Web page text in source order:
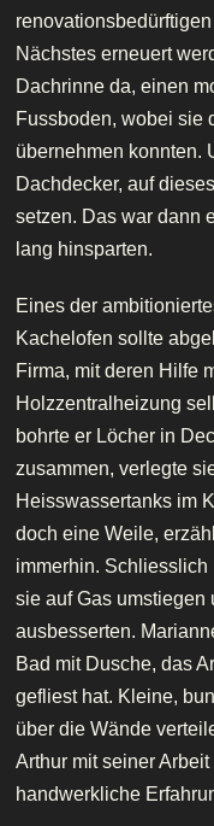
Nächstes erneuert
Dachrinne da, einen
Fussboden, wobei sie
übernehmen konnten.
Dachdecker, auf
setzen. Das war dann
lang hinsparten.
Eines der
Kachelofen sollte
Firma, mit deren Hilfe
Holzzentralheizung
bohrte er Löcher in
zusammen, verlegte
Heisswassertanks im
doch eine Weile,
immerhin.
sie auf Gas umstiegen
ausbesserten.
Bad mit Dusche, das
gefliest hat. Kleine,
über die Wände
Arthur mit seiner
handwerkliche